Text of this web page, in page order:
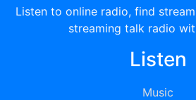
Listen to online radio, find
streaming talk radio
Listen
Music